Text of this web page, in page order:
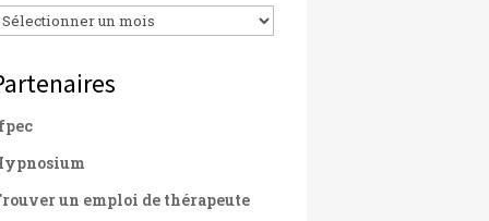
un emploi de thérapeute